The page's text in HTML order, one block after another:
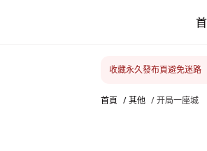
收藏永久發布頁避免迷路
首頁 / 其他 / 开局一座城